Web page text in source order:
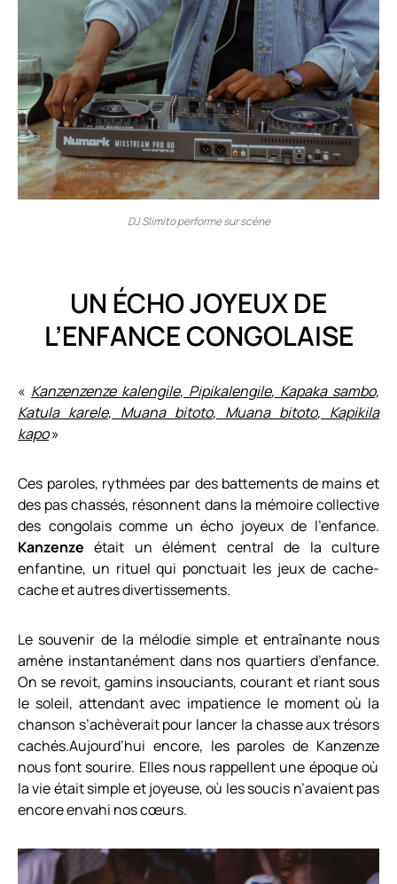
DJ Slimito performe sur scène
UN ÉCHO JOYEUX DE
L’ENFANCE CONGOLAISE
« Kanzenzenze kalengile, Pipikalengile, Kapakasambo,
Katula karele, Muana bitoto, Muana bitoto, Kapikila
kapo»
Ces paroles, rythmées par des battements de mains et
des pas chassés, résonnent dans la mémoire collective
des congolais comme un écho joyeux de l’enfance.
Kanzenze était un élément central de la culture
enfantine, un rituel qui ponctuait les jeux de cache-
cache et autres divertissements.
Le souvenir de la mélodie simple et entraînante nous
amène instantanément dans nos quartiers d’enfance.
On se revoit, gamins insouciants, courant et riant sous
le soleil, attendant avec impatience le moment où la
chanson s’achèverait pour lancer la chasse aux trésors
cachés.Aujourd’hui encore, les paroles de Kanzenze
nous font sourire. Elles nous rappellent une époque où
la vie était simple et joyeuse, où les soucis n’avaient pas
encore envahi nos cœurs.